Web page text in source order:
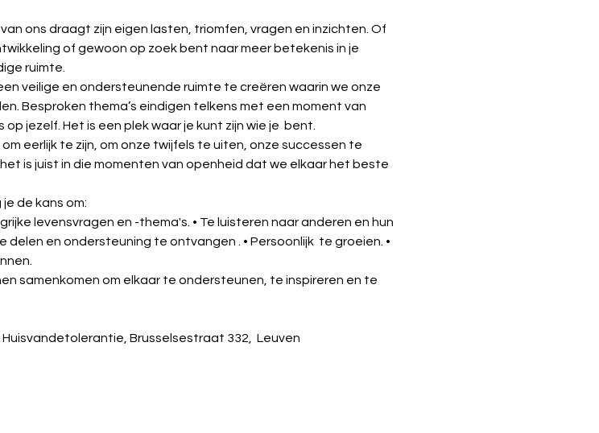
ons draagt zijn eigen lasten, triomfen, vragen en inzichten. Of
of gewoon op zoek bent naar meer betekenis in je
ruimte.
veilige en ondersteunende ruimte te creëren waarin we onze
Besproken thema’s eindigen telkens met een moment van
jezelf. Het is een plek waar je kunt zijn wie je  bent.
eerlijk te zijn, om onze twijfels te uiten, onze successen te
is juist in die momenten van openheid dat we elkaar het beste
de kans om:
levensvragen en -thema's. • Te luisteren naar anderen en hun
en ondersteuning te ontvangen . • Persoonlijk  te groeien. •
samenkomen om elkaar te ondersteunen, te inspireren en te
Brusselsestraat 332,  Leuven